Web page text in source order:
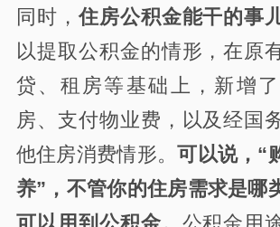
同时，住房公积金能干的事
以提取公积金的情形，在原
贷、租房等基础上，新增
房、支付物业费，以及经国
他住房消费情形。可以说，“
养”，不管你的住房需求是哪